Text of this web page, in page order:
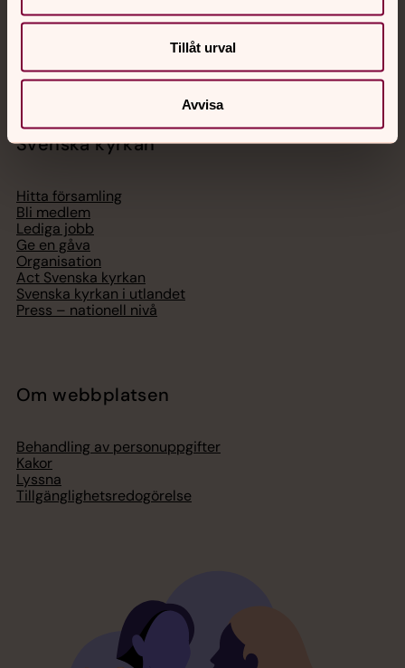
Tillåt urval
Avvisa
Chatt
Svenska kyrkan
Hitta församling
Bli medlem
Lediga jobb
Ge en gåva
Organisation
Act Svenska kyrkan
Svenska kyrkan i utlandet
Press – nationell nivå
Om webbplatsen
Behandling av personuppgifter
Kakor
Lyssna
Tillgänglighetsredogörelse